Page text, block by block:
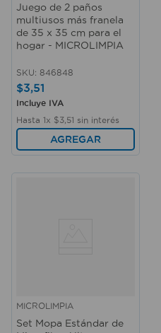
Juego de 2 paños
multiusos más franela
de 35 x 35 cm para el
hogar - MICROLIMPIA
SKU: 846848
$3,51
Incluye IVA
Hasta 1x $3 51 sin interés
AGREGAR
MICROLIMPIA
Set Mopa Estándar de